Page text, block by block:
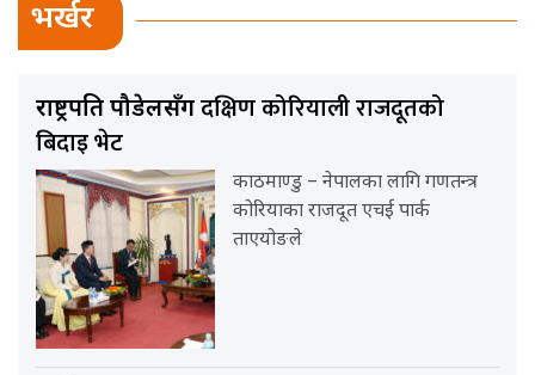
भर्खर
राष्ट्रपति पौडेलसँगदक्षिण कोरियाली राजदूतको
बिदाइ भेट
काठमाण्डु – नेपालका लागि गणतन्त्र
कोरियाका राजदूत एचई पार्क
ताएयोङले